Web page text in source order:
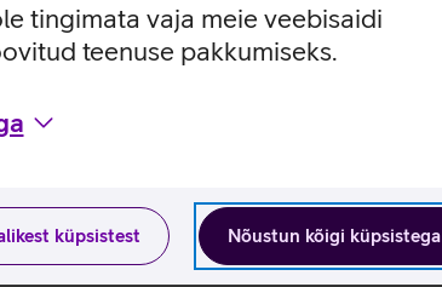
tingimata vaja meie veebisaidi
teenuse pakkumiseks.
Nõustun kõigi küpsistega
küpsistest